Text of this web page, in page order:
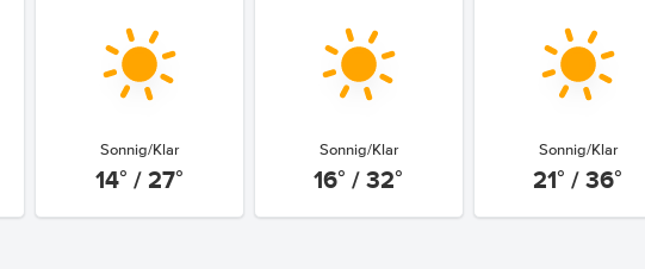
Sonnig/Klar
14° / 27°
Sonnig/Klar
16° / 32°
Sonnig/Klar
21° / 36°